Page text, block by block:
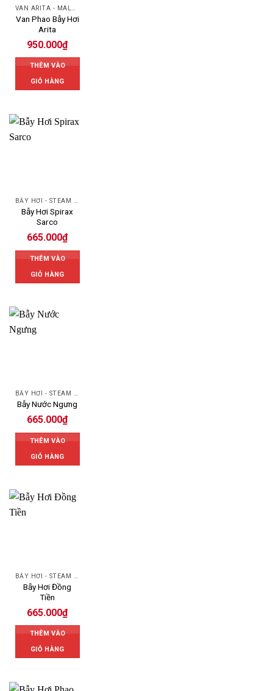
Van Phao Bẫy Hơi
Arita
950.000₫
THÊM VÀO
GIỎ HÀNG
Bẫy Hơi Spirax
Sarco
665.000₫
THÊM VÀO
GIỎ HÀNG
Bẫy Nước Ngưng
665.000₫
THÊM VÀO
GIỎ HÀNG
Bẫy Hơi Đồng
Tiền
665.000₫
THÊM VÀO
GIỎ HÀNG